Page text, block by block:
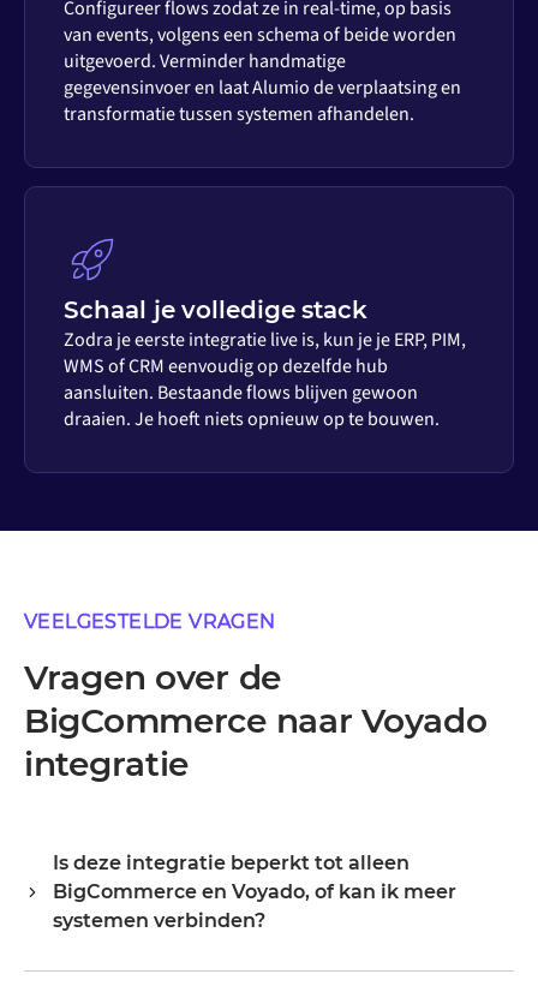
Configureer flows zodat ze in real-time, op basis
van events, volgens een schema of beide worden
uitgevoerd. Verminder handmatige
gegevensinvoer en laat Alumio de verplaatsing en
transformatie tussen systemen afhandelen.
Schaal je volledige stack
Zodra je eerste integratie live is, kun je je ERP, PIM,
WMS of CRM eenvoudig op dezelfde hub
aansluiten. Bestaande flows blijven gewoon
draaien. Je hoeft niets opnieuw op te bouwen.
VEELGESTELDE VRAGEN
Vragen over de
BigCommerce naar Voyado
integratie
Is deze integratie beperkt tot alleen
BigCommerce en Voyado, of kan ik meer
systemen verbinden?